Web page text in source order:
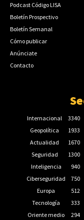
Podcast Código LISA
Boletín Prospectivo
Boletín Semanal
Cómo publicar
Anúnciate
Contacto
Internacional
3340
Geopolítica
1933
Actualidad
1670
Seguridad
1300
Inteligencia
940
Ciberseguridad
750
Europa
512
Tecnología
333
Oriente medio
294